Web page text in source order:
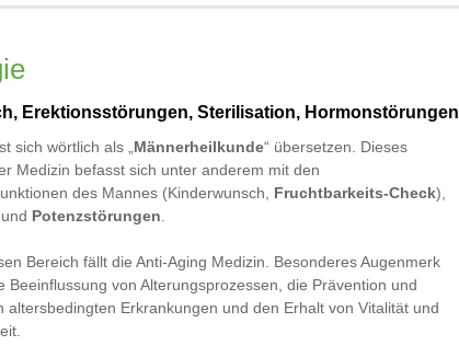
Erektionsstörungen, Sterilisation, Hormonstörungen
sich wörtlich als „ Männerheilkunde“ übersetzen. Dieses
Medizin befasst sich unter anderem mit den
des Mannes (Kinderwunsch, Fruchtbarkeits-Check),
Potenzstörungen
Bereich fällt die Anti-Aging Medizin. Besonderes Augenmerk
Beeinflussung von Alterungsprozessen, die Prävention und
altersbedingten Erkrankungen und den Erhalt von Vitalität und